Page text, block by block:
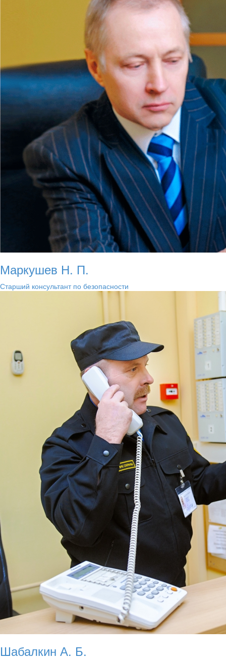
Маркушев Н. П.
Старший консультант по безопасности
Шабалкин А. Б.